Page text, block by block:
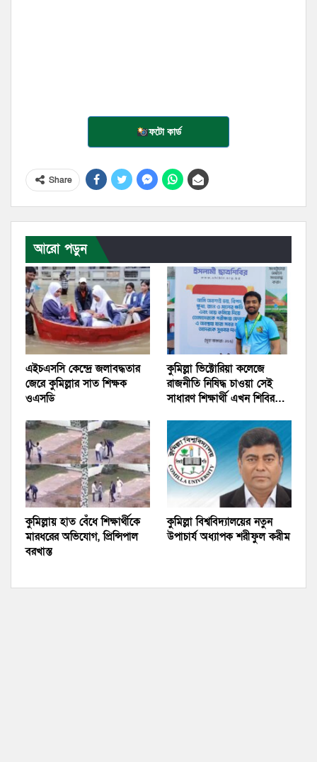
ফটো কার্ড
Share
আরো পড়ুন
এইচএসসি কেন্দ্রে জলাবদ্ধতার
জেরে কুমিল্লার সাত শিক্ষক
ওএসডি
কুমিল্লা ভিক্টোরিয়া কলেজে
রাজনীতি নিষিদ্ধ চাওয়া সেই
সাধারণ শিক্ষার্থী এখন শিবির…
কুমিল্লায় হাত বেঁধে শিক্ষার্থীকে
মারধরের অভিযোগ, প্রিন্সিপাল
বরখাস্ত
কুমিল্লা বিশ্ববিদ্যালয়ের নতুন
উপাচার্য অধ্যাপক শরীফুল করীম